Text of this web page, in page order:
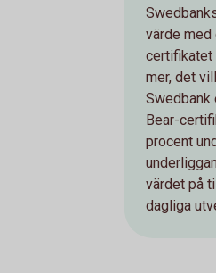
värde med
certifikatet
mer, det
Swedbank
Bear-
procent
värdet på
dagliga